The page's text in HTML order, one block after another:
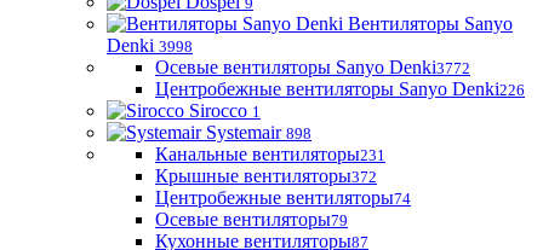
Вентиляторы Sanyo
Denki 3998
Осевые вентиляторы Sanyo Denki3772
Центробежные вентиляторы Sanyo Denki226
Sirocco 1
Systemair 898
Канальные вентиляторы231
Крышные вентиляторы372
Центробежные вентиляторы74
Осевые вентиляторы79
Кухонные вентиляторы87